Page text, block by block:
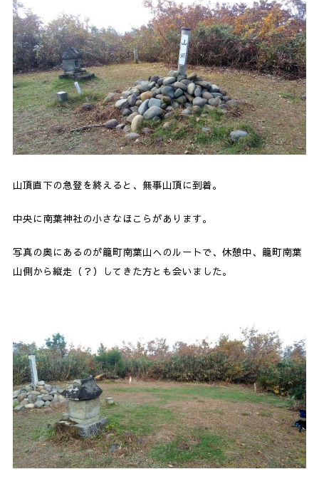
山頂直下の急登を終えると、無事山頂に到着。
中央に南葉神社の小さなほこらがあります。
写真の奥にあるのが籠町南葉山へのルートで、休憩中、籠町南葉
山側から縦走（？）してきた方とも会いました。